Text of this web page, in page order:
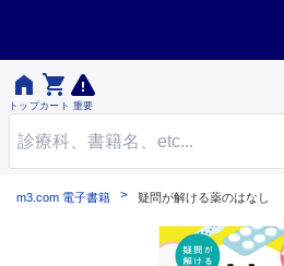

トップ

カート 重要
m3.com 電子書籍 疑問が解ける薬のはなし